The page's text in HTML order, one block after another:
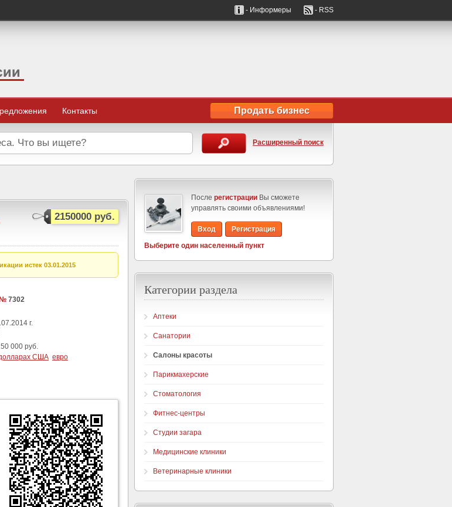
- Информеры - RSS
Продать бизнес
Контакты
Расширенный поиск
2150000 руб.
истек 03.01.2015
№ 7302
г.
000 руб.
США евро
После регистрации Вы сможете
управлять своими объявлениями!
Вход
Регистрация
Выберите один населенный пункт
Категории раздела
Аптеки
Санатории
Салоны красоты
Парикмахерские
Стоматология
Фитнес-центры
Студии загара
Медицинские клиники
Ветеринарные клиники